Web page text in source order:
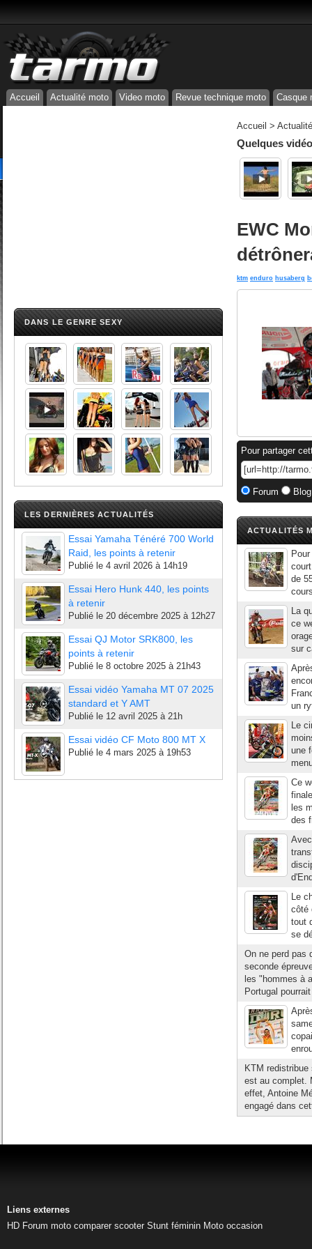
Accueil Actualité moto Video moto Revue technique moto Casque
DANS LE GENRE SEXY
LES DERNIÈRES ACTUALITÉS
Essai Yamaha Ténéré 700 World
Raid, les points à retenir
Publié le 4 avril 2026 à 14h19
Essai Hero Hunk 440, les points
à retenir
Publié le 20 décembre 2025 à 12h27
Essai QJ Motor SRK800, les
points à retenir
Publié le 8 octobre 2025 à 21h43
Essai vidéo Yamaha MT 07 2025
standard et Y AMT
Publié le 12 avril 2025 à 21h
Essai vidéo CF Moto 800 MT X
Publié le 4 mars 2025 à 19h53
Accueil >
Quelques
EWC
ktm enduro husaberg
Pour partager
Forum
ACTUALITÉS
de
La
ce
sur
un
Le
une
Ce
les
des
Le
côté
tout
se
On ne perd pas
seconde
les "hommes à
Portugal
KTM
est au complet.
effet, Antoine
engagé dans
Liens externes
HD Forum moto comparer scooter Stunt féminin Moto occasion